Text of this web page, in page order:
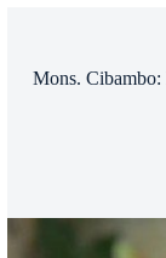
Mons. Cibambo: